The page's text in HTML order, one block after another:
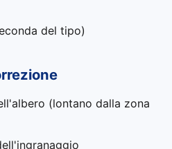
del tipo)
(lontano dalla zona